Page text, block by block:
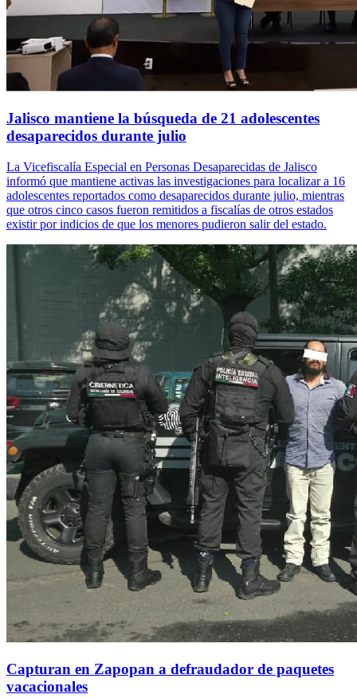
Jalisco mantiene la búsqueda de 21 adolescentes
desaparecidos durante julio
La Vicefiscalía Especial en Personas Desaparecidas de Jalisco
informó que mantiene activas las investigaciones para localizar a 16
adolescentes reportados como desaparecidos durante julio, mientras
que otros cinco casos fueron remitidos a fiscalías de otros estados
existir por indicios de que los menores pudieron salir del estado.
Capturan en Zapopan a defraudador de paquetes
vacacionales